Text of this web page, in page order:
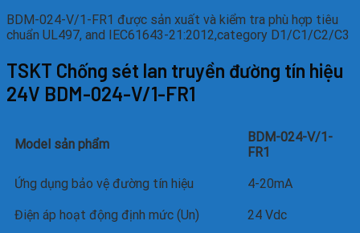
BDM-024-V/1-FR1 được sản xuất và kiểm tra phù hợp tiêu
chuẩn UL497, and IEC61643-21:2012,category D1/C1/C2/C3
TSKT Chống sét lan truyền đường tín hiệu
24V BDM-024-V/1-FR1
Model sản phẩm
BDM-024-V/1-
FR1
Ứng dụng bảo vệ đường tín hiệu 4-20mA
Điện áp hoạt động định mức (Un) 24 Vdc